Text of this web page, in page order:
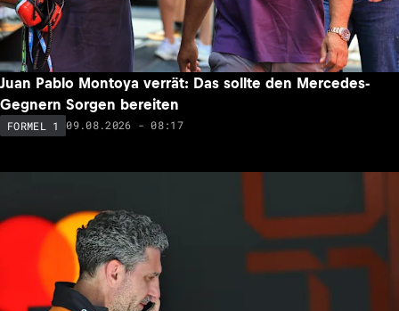
Juan Pablo Montoya verrät: Das sollte den Mercedes-
Gegnern Sorgen bereiten
FORMEL 1 09.08.2026 - 08:17